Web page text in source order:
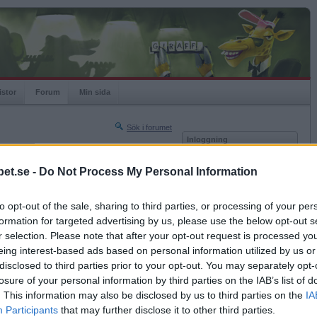
- Do Not Process My Personal Information
opt-out of the sale, sharing to third parties, or processing of your
for targeted advertising by us, please use the below opt-out
selection. Please note that after your opt-out request is processed
interest-based ads based on personal information utilized by us
to third parties prior to your opt-out. You may separately
of your personal information by third parties on the IAB’s list of
This information may also be disclosed by us to third parties on the
Participants that may further disclose it to other third parties.
Forum Min sida
Sök i forumet
Nästa sida »
2020-05-03 20:47
Inloggning
Kom ihåg mig
Glömt ditt lösenord?
Få ny aktiveringslänk
Betapet är gratis!